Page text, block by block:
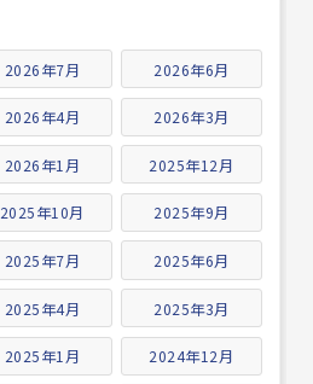
2026年7月 2026年6月
2026年4月 2026年3月
2026年1月 2025年12月
2025年10月 2025年9月
2025年7月 2025年6月
2025年4月 2025年3月
2025年1月 2024年12月